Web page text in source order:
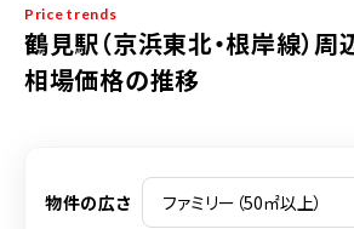
Price trends
鶴見駅（京浜東北・根岸線）周
相場価格の推移
物件の広さ